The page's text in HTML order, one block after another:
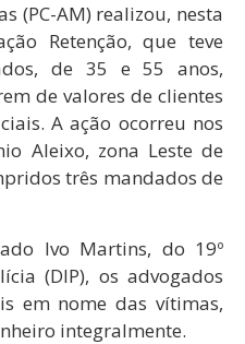
(PC-AM) realizou, nesta
Retenção, que teve
de 35 e 55 anos,
de valores de clientes
A ação ocorreu nos
Aleixo, zona Leste de
três mandados de
Ivo Martins, do 19º
(DIP), os advogados
em nome das vítimas,
integralmente.